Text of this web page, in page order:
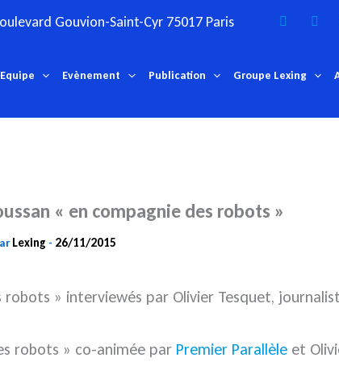
Gouvion-Saint-Cyr 75017 Paris
Equipe Evènement Publication Groupe Lexing
« en compagnie des robots »
Lexing - 26/11/2015
robots » interviewés par Olivier Tesquet,
robots » co-animée par Premier Parallèle et